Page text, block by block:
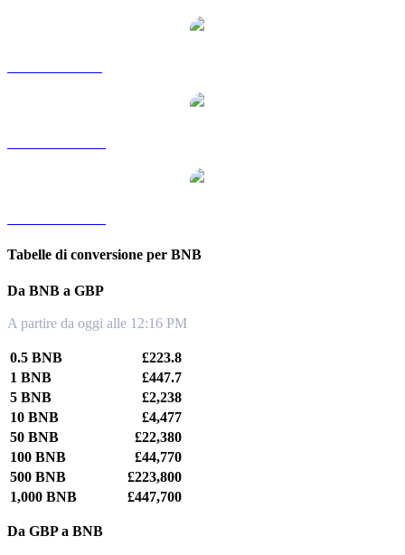
Tabelle di conversione per BNB
Da BNB a GBP
A partire da oggi alle 12:16 PM
0.5 BNB
£223.8
1 BNB
£447.7
5 BNB
£2,238
10 BNB
£4,477
50 BNB
£22,380
100 BNB
£44,770
500 BNB
£223,800
1,000 BNB
£447,700
Da GBP a BNB